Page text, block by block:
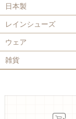
日本製
レインシューズ
ウェア
雑貨